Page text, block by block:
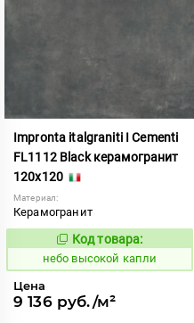
Impronta italgraniti I Cementi
FL1112 Black керамогранит
120x120
Материал:
Керамогранит
1111412
Код товара:
небо высокой капли
Цена
9 136 руб./м²